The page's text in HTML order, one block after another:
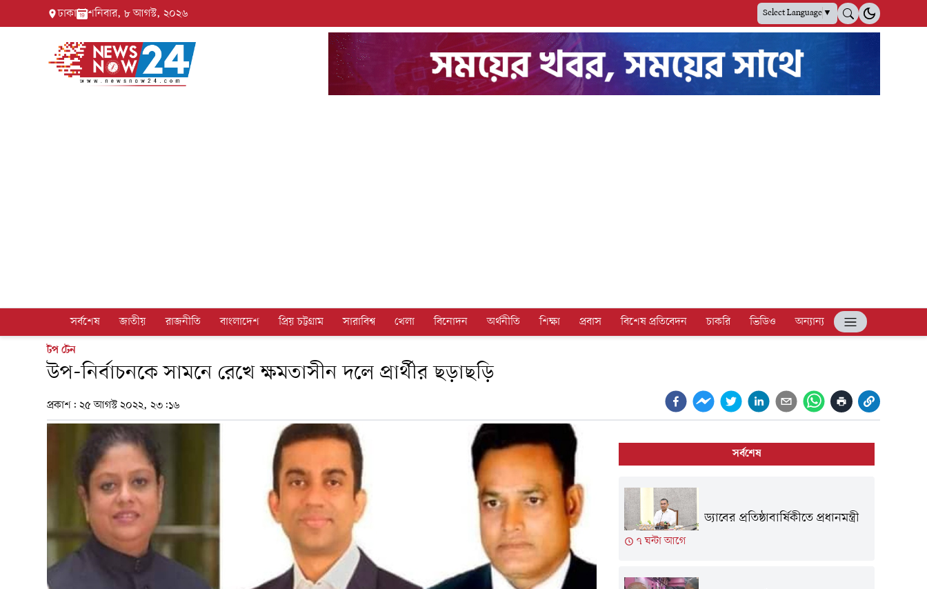
ঢাকা শনিবার, ৮ আগস্ট, ২০২৬ Select Language▼
সর্বশেষ জাতীয় রাজনীতি বাংলাদেশ প্রিয় চট্টগ্রাম সারাবিশ্ব খেলা বিনোদন অর্থনীতি শিক্ষা প্রবাস বিশেষ প্রতিবেদন চাকরি ভিডিও
অন্যান্য
টপ টেন
উপ-নির্বাচনকে সামনে রেখে ক্ষমতাসীন দলে প্রার্থীর ছড়াছড়ি
প্রকাশ: ২৫ আগস্ট ২০২২, ২৩:১৬
সর্বশেষ
৭ ঘন্টা আগে
ড্যাবের প্রতিষ্ঠাবার্ষিকীতে প্রধানমন্ত্রী